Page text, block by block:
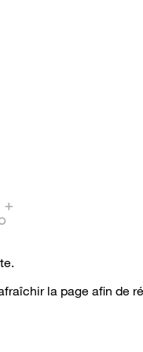
la page afin de